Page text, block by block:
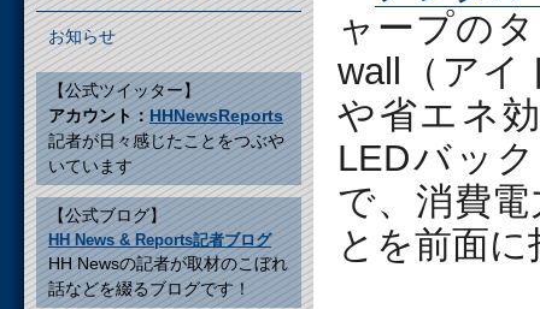
お知らせ
【公式ツイッター】
アカウント： HHNewsReports
記者が日々感じたことをつぶや
いています
【公式ブログ】
HH News & Reports記者ブログ
HH Newsの記者が取材のこぼれ
話などを綴るブログです！
ャープの
wall（アイ
や省エネ
LEDバッ
で、消費
とを前面